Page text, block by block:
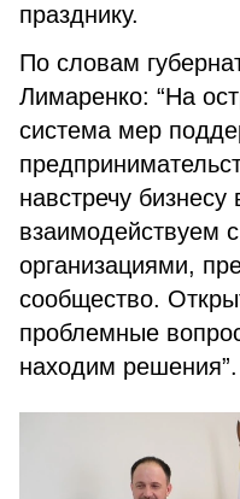
празднику.
По словам
Лимаренко: “На
система мер
навстречу
взаимодействуем
организациями,
сообщество.
проблемные
находим решения”.